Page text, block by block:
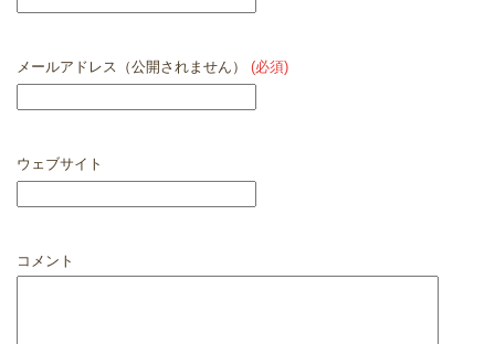
メールアドレス（公開されません） (必須)
ウェブサイト
コメント